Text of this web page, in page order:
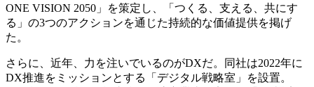
ONE VISION 2050」を策定し、「つくる、支える、共にす
る」の3つのアクションを通じた持続的な価値提供を掲げ
た。
さらに、近年、力を注いでいるのがDXだ。同社は2022年に
DX推進をミッションとする「デジタル戦略室」を設置。